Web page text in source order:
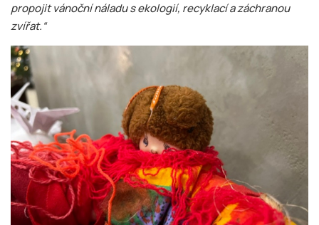
propojit vánoční náladu s ekologií, recyklací a záchranou
zvířat.“